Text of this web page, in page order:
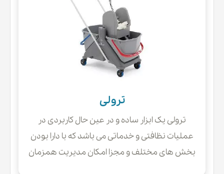
ترولی
ترولی یک ابزار ساده و در عین حال کاربردی در
عملیات نظافتی و خدماتی می باشد که با دارا بودن
بخش های مختلف و مجزا امکان مدیریت همزمان